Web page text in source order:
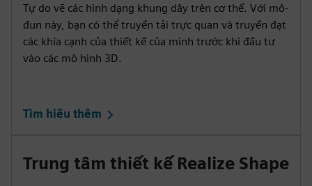
Tự do vẽ các hình dạng khung dây trên cơ thể. Với mô-
đun này, bạn có thể truyền tải trực quan và truyền đạt
các khía cạnh của thiết kế của mình trước khi đầu tư
vào các mô hình 3D.
Tìm hiểu thêm
Trung tâm thiết kế Realize Shape